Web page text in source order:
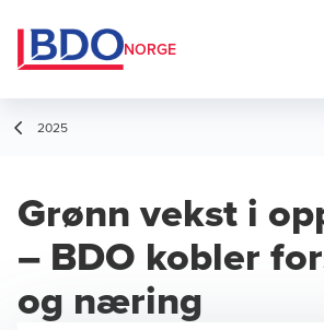
NORGE
2025
Grønn vekst i
– BDO kobler
og næring